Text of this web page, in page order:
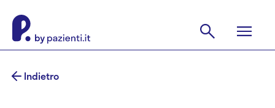
Indietro